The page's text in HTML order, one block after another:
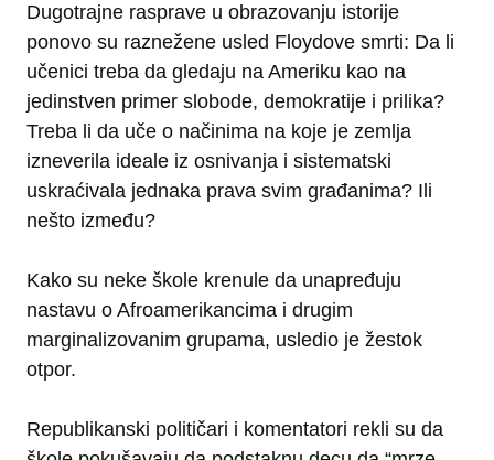
Dugotrajne rasprave u obrazovanju istorije
ponovo su raznežene usled Floydove smrti: Da li
učenici treba da gledaju na Ameriku kao na
jedinstven primer slobode, demokratije i prilika?
Treba li da uče o načinima na koje je zemlja
izneverila ideale iz osnivanja i sistematski
uskraćivala jednaka prava svim građanima? Ili
nešto između?
Kako su neke škole krenule da unapređuju
nastavu o Afroamerikancima i drugim
marginalizovanim grupama, usledio je žestok
otpor.
Republikanski političari i komentatori rekli su da